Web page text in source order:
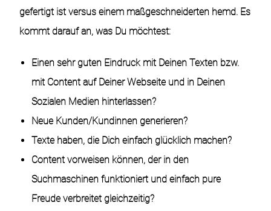
gefertigt ist versus einem maßgeschneiderten hemd. Es
kommt darauf an, was Du möchtest:
Einen sehr guten Eindruck mit Deinen Texten bzw.
mit Content auf Deiner Webseite und in Deinen
Sozialen Medien hinterlassen?
Neue Kunden/Kundinnen generieren?
Texte haben, die Dich einfach glücklich machen?
Content vorweisen können, der in den
Suchmaschinen funktioniert und einfach pure
Freude verbreitet gleichzeitig?